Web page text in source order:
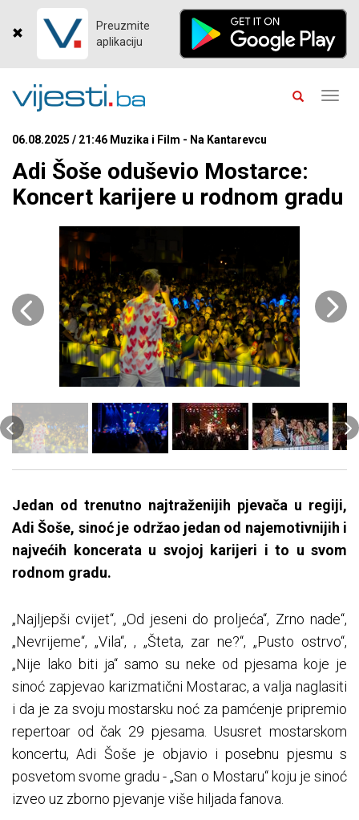
Preuzmite
aplikaciju
06.08.2025 / 21:46 Muzika i Film - Na Kantarevcu
Adi Šoše oduševio Mostarce:
Koncert karijere u rodnom gradu
Jedan od trenutno najtraženijih pjevača u regiji,
Adi Šoše, sinoć je održao jedan od najemotivnijih i
najvećih koncerata u svojoj karijeri i to u svom
rodnom gradu.
„Najljepši cvijet“, „Od jeseni do proljeća“, Zrno nade“,
„Nevrijeme“, „Vila“, , „Šteta, zar ne?“, „Pusto ostrvo“,
„Nije lako biti ja“ samo su neke od pjesama koje je
sinoć zapjevao karizmatični Mostarac, a valja naglasiti
i da je za svoju mostarsku noć za pamćenje pripremio
repertoar od čak 29 pjesama. Ususret mostarskom
koncertu, Adi Šoše je objavio i posebnu pjesmu s
posvetom svome gradu - „San o Mostaru“ koju je sinoć
izveo uz zborno pjevanje više hiljada fanova.